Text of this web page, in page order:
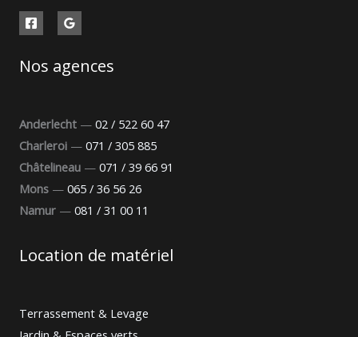
Nos agences
Anderlecht — 02 / 522 60 47
Charleroi — 071 / 305 885
Châtelineau — 071 / 39 66 91
Mons — 065 / 36 56 26
Namur — 081 / 31 00 11
Location de matériel
Terrassement & Levage